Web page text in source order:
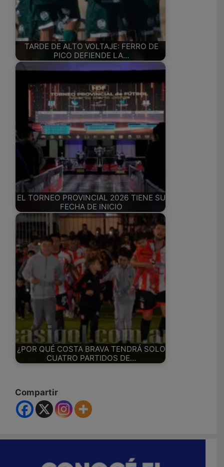
TARDE DE ALTO VOLTAJE: FERRO DE
PICO DEFIENDE LA…
EL TORNEO PROVINCIAL 2026 TIENE SU
FECHA DE INICIO
¿POR QUÉ COSTA BRAVA TENDRÁ SOLO
CUATRO PARTIDOS DE…
Compartir